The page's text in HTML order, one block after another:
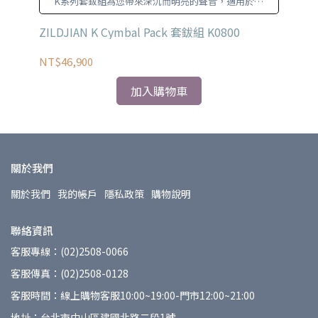
種風格。
ZILDJIAN K Cymbal Pack 套鈸組 K0800
NT$46,900
加入購物車
關於我們
關於我們 我的帳戶 隱私政策 購物說明
聯絡資訊
客服專線：(02)2508-0066
客服傳真：(02)2508-0128
客服時間：線上購物客服10:00~19:00-門市12:00~21:00